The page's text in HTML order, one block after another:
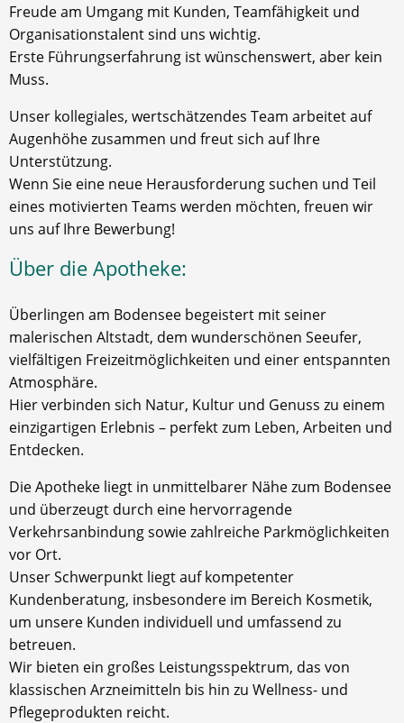
Freude am Umgang mit Kunden, Teamfähigkeit und
Organisationstalent sind uns wichtig.
Erste Führungserfahrung ist wünschenswert, aber kein
Muss.
Unser kollegiales, wertschätzendes Team arbeitet auf
Augenhöhe zusammen und freut sich auf Ihre
Unterstützung.
Wenn Sie eine neue Herausforderung suchen und Teil
eines motivierten Teams werden möchten, freuen wir
uns auf Ihre Bewerbung!
Über die Apotheke:
Überlingen am Bodensee begeistert mit seiner
malerischen Altstadt, dem wunderschönen Seeufer,
vielfältigen Freizeitmöglichkeiten und einer entspannten
Atmosphäre.
Hier verbinden sich Natur, Kultur und Genuss zu einem
einzigartigen Erlebnis – perfekt zum Leben, Arbeiten und
Entdecken.
Die Apotheke liegt in unmittelbarer Nähe zum Bodensee
und überzeugt durch eine hervorragende
Verkehrsanbindung sowie zahlreiche Parkmöglichkeiten
vor Ort.
Unser Schwerpunkt liegt auf kompetenter
Kundenberatung, insbesondere im Bereich Kosmetik,
um unsere Kunden individuell und umfassend zu
betreuen.
Wir bieten ein großes Leistungsspektrum, das von
klassischen Arzneimitteln bis hin zu Wellness- und
Pflegeprodukten reicht.